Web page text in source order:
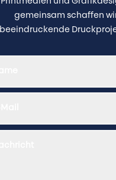
gemeinsam schaffen
beeindruckende